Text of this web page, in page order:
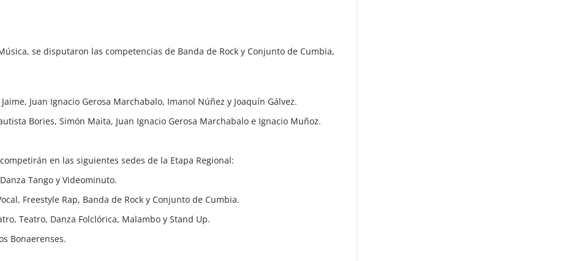
se disputaron las competencias de Banda de Rock y Conjunto de Cumbia,
Juan Ignacio Gerosa Marchabalo, Imanol Núñez y Joaquín Gálvez.
Bories, Simón Maita, Juan Ignacio Gerosa Marchabalo e Ignacio Muñoz.
en las siguientes sedes de la Etapa Regional:
Tango y Videominuto.
Freestyle Rap, Banda de Rock y Conjunto de Cumbia.
Teatro, Danza Folclórica, Malambo y Stand Up.
Bonaerenses.